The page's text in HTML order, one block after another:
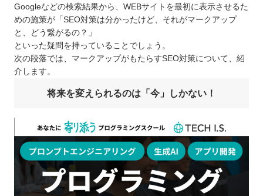
Googleなどの検索結果から、WEBサイトを最初に表示させるた
めの施策が「SEO対策は分かったけど、それがマークアップ
と、どう繋がるの？」
といった疑問を持っていることでしょう。
次の段落では、マークアップがもたらすSEO対策について、紹
介します。
将来を変えられるのは「今」しかない！